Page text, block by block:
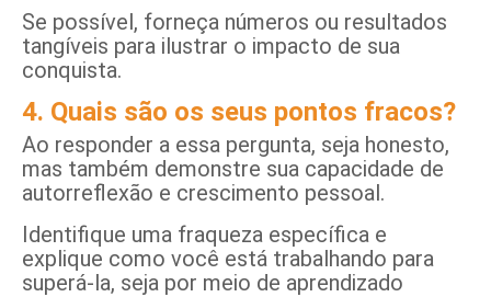
Se possível, forneça números ou resultados
tangíveis para ilustrar o impacto de sua
conquista.
4. Quais são os seus pontos fracos?
Ao responder a essa pergunta, seja honesto,
mas também demonstre sua capacidade de
autorreflexão e crescimento pessoal.
Identifique uma fraqueza específica e
explique como você está trabalhando para
superá-la, seja por meio de aprendizado